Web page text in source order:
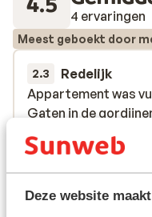
Deze website
4 ervaringen
Meest geboekt door
2.3 Redelijk
Appartement was
Gaten in de
aanwezig in de
spinnenwebben en
plakkerij die overal
hadden een
Appartement was
Gaten in de
aanwezig in de
spinnenwebben en
plakkerij die overal
hadden een